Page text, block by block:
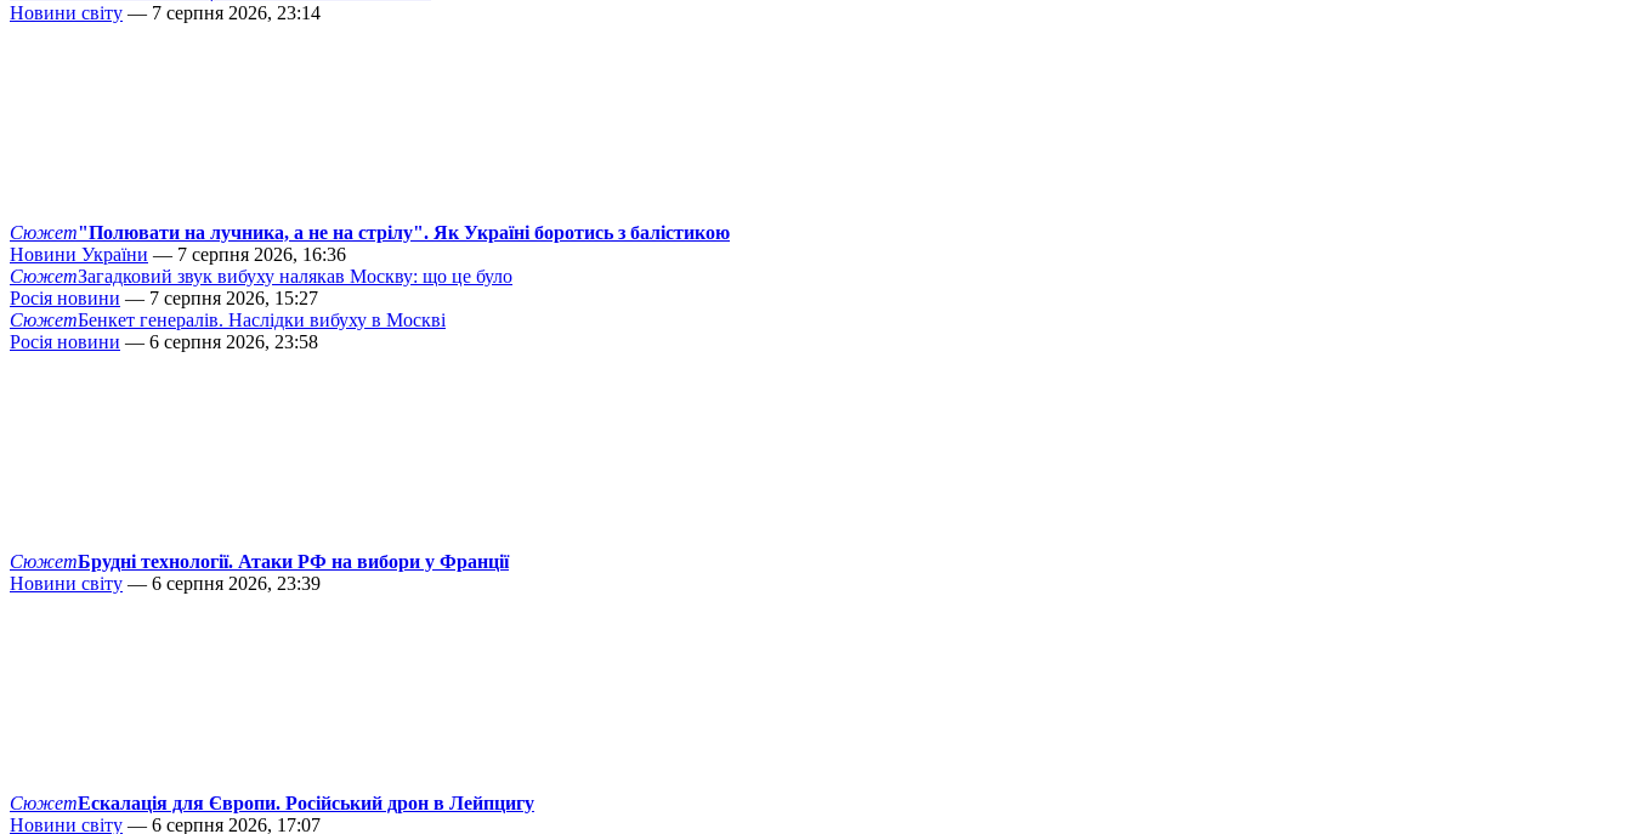
Новини світу — 7 серпня 2026, 23:14
Сюжет"Полювати на лучника, а не на стрілу". Як Україні боротись з балістикою
Новини України — 7 серпня 2026, 16:36
СюжетЗагадковий звук вибуху налякав Москву: що це було
Росія новини — 7 серпня 2026, 15:27
СюжетБенкет генералів. Наслідки вибуху в Москві
Росія новини — 6 серпня 2026, 23:58
СюжетБрудні технології. Атаки РФ на вибори у Франції
Новини світу — 6 серпня 2026, 23:39
СюжетЕскалація для Європи. Російський дрон в Лейпцигу
Новини світу — 6 серпня 2026, 17:07